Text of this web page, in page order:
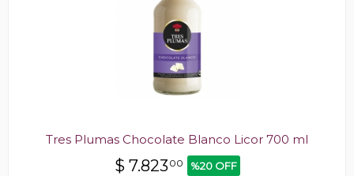
Tres Plumas Chocolate Blanco Licor 700 ml
$ 7.823 00 %20 OFF